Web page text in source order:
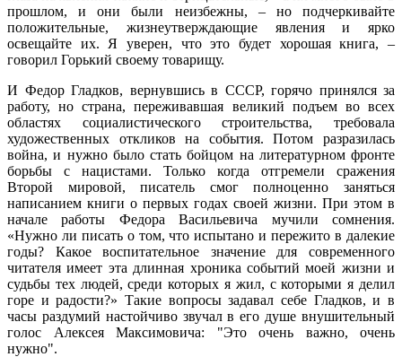
прошлом, и они были неизбежны, – но подчеркивайте
положительные, жизнеутверждающие явления и ярко
освещайте их. Я уверен, что это будет хорошая книга, –
говорил Горький своему товарищу.
И Федор Гладков, вернувшись в СССР, горячо принялся за
работу, но страна, переживавшая великий подъем во всех
областях социалистического строительства, требовала
художественных откликов на события. Потом разразилась
война, и нужно было стать бойцом на литературном фронте
борьбы с нацистами. Только когда отгремели сражения
Второй мировой, писатель смог полноценно заняться
написанием книги о первых годах своей жизни. При этом в
начале работы Федора Васильевича мучили сомнения.
«Нужно ли писать о том, что испытано и пережито в далекие
годы? Какое воспитательное значение для современного
читателя имеет эта длинная хроника событий моей жизни и
судьбы тех людей, среди которых я жил, с которыми я делил
горе и радости?» Такие вопросы задавал себе Гладков, и в
часы раздумий настойчиво звучал в его душе внушительный
голос Алексея Максимовича: "Это очень важно, очень
нужно".